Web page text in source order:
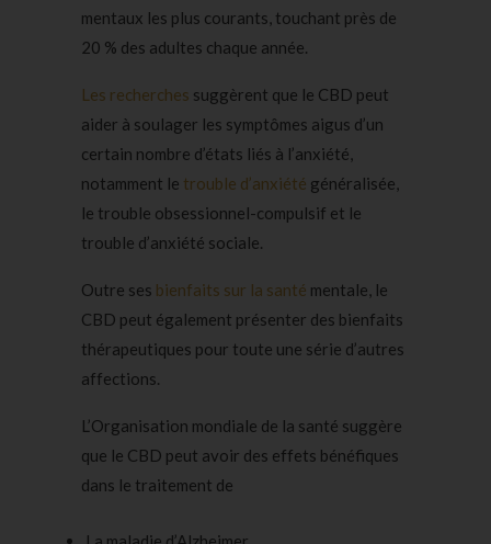
mentaux les plus courants, touchant près de
20 % des adultes chaque année.
Les recherches suggèrent que le CBD peut
aider à soulager les symptômes aigus d’un
certain nombre d’états liés à l’anxiété,
notamment le trouble d’anxiété généralisée,
le trouble obsessionnel-compulsif et le
trouble d’anxiété sociale.
Outre ses bienfaits sur la santé mentale, le
CBD peut également présenter des bienfaits
thérapeutiques pour toute une série d’autres
affections.
L’Organisation mondiale de la santé suggère
que le CBD peut avoir des effets bénéfiques
dans le traitement de